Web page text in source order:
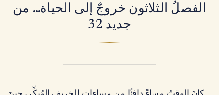
الفصلُ الثلاثون خروجٌ إلى الحياة… من
جديد 32